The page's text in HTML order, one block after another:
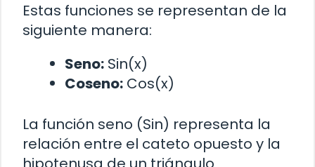
Estas funciones se representan de la
siguiente manera:
Seno: Sin(x)
Coseno: Cos(x)
La función seno (Sin) representa la
relación entre el cateto opuesto y la